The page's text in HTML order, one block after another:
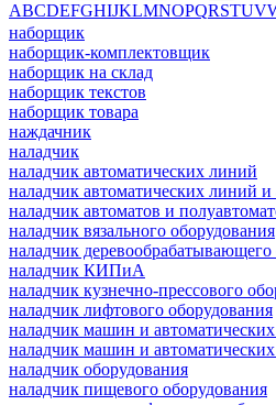
ABCDEFGHIJKLMNOPQRSTUV
наборщик
наборщик-комплектовщик
наборщик на склад
наборщик текстов
наборщик товара
наждачник
наладчик
наладчик автоматических линий
наладчик автоматических линий и
наладчик автоматов и
наладчик вязального оборудования
наладчик деревообрабатывающего
наладчик КИПиА
наладчик кузнечно-прессового
наладчик лифтового оборудования
наладчик машин и
наладчик машин и
наладчик оборудования
наладчик пищевого оборудования